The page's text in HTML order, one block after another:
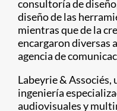
consultoría de
diseño de las
mientras que de la
encargaron diversas
agencia de
Labeyrie &
ingeniería
audiovisuales y